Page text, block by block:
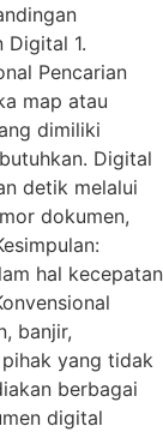
Digital 1.
Pencarian
map atau
dimiliki
Digital
detik melalui
dokumen,
hal kecepatan
banjir,
yang tidak
berbagai
digital